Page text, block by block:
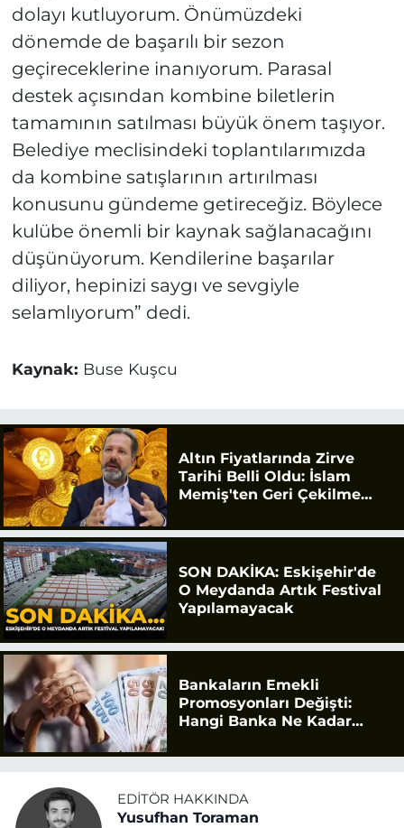
dolayı kutluyorum. Önümüzdeki
dönemde de başarılı bir sezon
geçireceklerine inanıyorum. Parasal
destek açısından kombine biletlerin
tamamının satılması büyük önem taşıyor.
Belediye meclisindeki toplantılarımızda
da kombine satışlarının artırılması
konusunu gündeme getireceğiz. Böylece
kulübe önemli bir kaynak sağlanacağını
düşünüyorum. Kendilerine başarılar
diliyor, hepinizi saygı ve sevgiyle
selamlıyorum” dedi.
Kaynak: Buse Kuşcu
Altın Fiyatlarında Zirve
Tarihi Belli Oldu: İslam
Memiş'ten Geri Çekilme
SON DAKİKA: Eskişehir'de
O Meydanda Artık Festival
Yapılamayacak
Bankaların Emekli
Promosyonları Değişti:
Hangi Banka Ne Kadar
EDITÖR HAKKINDA
Yusufhan Toraman